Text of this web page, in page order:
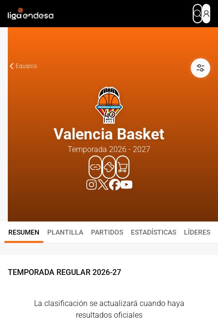
Equipos
Valencia Basket
Temporada 2026 - 2027
RESUMEN PLANTILLA PARTIDOS ESTADÍSTICAS LÍDERES
TEMPORADA REGULAR 2026-27
La clasificación se actualizará cuando haya
resultados oficiales